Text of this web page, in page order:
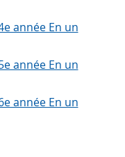
année En un
année En un
année En un